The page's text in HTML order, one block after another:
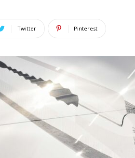
Twitter Pinterest